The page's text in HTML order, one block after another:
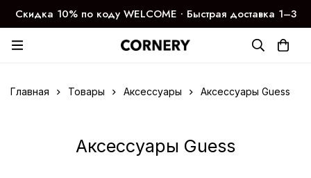
Скидка 10% по коду WELCOME ∙ Быстрая доставка 1–3
дня
Главная Товары Аксессуары Аксессуары Guess
Аксессуары Guess